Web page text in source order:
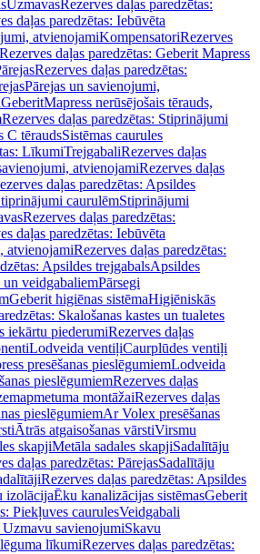
UzmavasRezerves daļas paredzētas:
daļas paredzētas: Iebūvēta
atvienojamiKompensatoriRezerves
Rezerves daļas paredzētas: Geberit Mapress
Rezerves daļas paredzētas:
Pārejas un savienojumi,
GeberitMapress nerūsējošais tērauds,
Rezerves daļas paredzētas: Stiprinājumi
C tēraudsSistēmas caurules
LīkumiTrejgabaliRezerves daļas
atvienojamiRezerves daļas
daļas paredzētas: Apsildes
caurulēmStiprinājumi
Rezerves daļas paredzētas:
daļas paredzētas: Iebūvēta
atvienojamiRezerves daļas paredzētas:
Apsildes trejgabalsApsildes
veidgabaliemPārsegi
Geberit higiēnas sistēmaHigiēniskās
Skalošanas kastes un tualetes
iekārtu piederumiRezerves daļas
Lodveida ventiļiCaurplūdes ventiļi
presēšanas pieslēgumiemLodveida
pieslēgumiemRezerves daļas
montāžaiRezerves daļas
pieslēgumiemAr Volex presēšanas
Ātrās atgaisošanas vārstiVirsmu
skapjiMetāla sadales skapjiSadalītāju
daļas paredzētas: PārejasSadalītāju
Rezerves daļas paredzētas: Apsildes
izolācijaĒku kanalizācijas sistēmasGeberit
Piekļuves caurulesVeidgabali
Uzmavu savienojumiSkavu
līkumiRezerves daļas paredzētas: